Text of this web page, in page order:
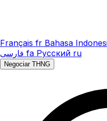
Français fr Bahasa
فارسی fa Русский ru
Negociar THNG